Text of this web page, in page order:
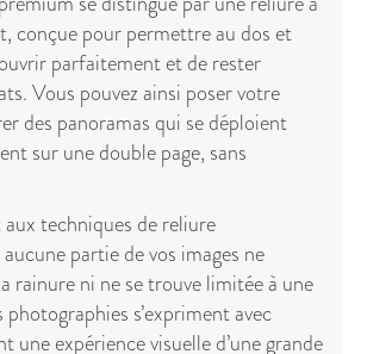
conçue pour permettre au dos et
parfaitement et de rester
Vous pouvez ainsi poser votre
des panoramas qui se déploient
sur une double page, sans
techniques de reliure
partie de vos images ne
rainure ni ne se trouve limitée à une
photographies s’expriment avec
une expérience visuelle d’une grande